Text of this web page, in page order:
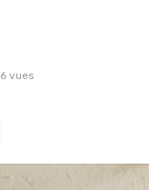
vues